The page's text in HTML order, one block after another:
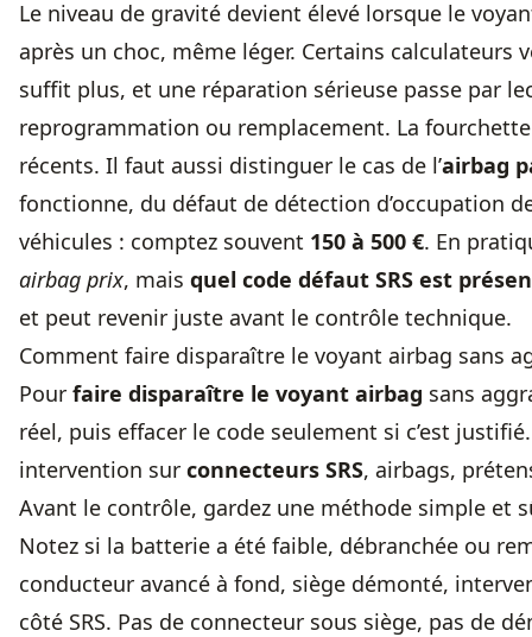
Le niveau de gravité devient élevé lorsque le
après un choc, même léger. Certains
suffit plus, et une réparation sérieuse passe par
reprogrammation ou remplacement. La
récents. Il faut aussi distinguer le cas de l’airbag
fonctionne, du défaut de détection d’occupation
véhicules : comptez souvent 150 à 500 €. En
airbag prix, mais quel code défaut SRS est
et peut revenir juste avant le contrôle technique.
Comment faire disparaître le voyant airbag sans
Pour faire disparaître le voyant airbag sans
réel, puis effacer le code seulement si c’est
intervention sur connecteurs SRS, airbags,
Avant le contrôle, gardez une méthode simple et
Notez si la batterie a été faible, débranchée ou
conducteur avancé à fond, siège démonté,
côté SRS. Pas de connecteur sous siège, pas de